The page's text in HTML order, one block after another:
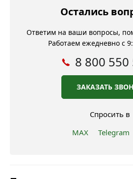
Остались
Ответим на ваши вопросы,
Работаем ежедневно с
8 800 550
ЗАКАЗАТЬ
Спросить в
MAX
Telegram